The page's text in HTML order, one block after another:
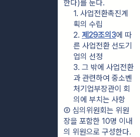
한다)를 둔다.
1. 사업전환촉진계
획의 수립
2. 제29조의3에 따
른 사업전환 선도기
업의 선정
3. 그 밖에 사업전환
과 관련하여 중소벤
처기업부장관이 회
의에 부치는 사항
② 심의위원회는 위원
장을 포함한 10명 이내
의 위원으로 구성한다.